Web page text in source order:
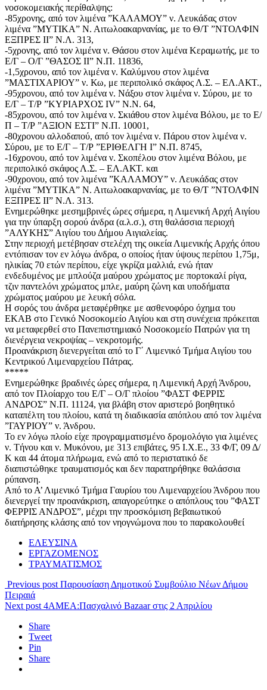
νοσοκομειακής περίθαλψης:
-85χρονης, από τον λιμένα ”ΚΑΛΑΜΟΥ” ν. Λευκάδας στον
λιμένα ”ΜΥΤΙΚΑ” Ν. Αιτωλοακαρνανίας, με το Θ/Τ ”ΝΤΟΛΦΙΝ
ΕΞΠΡΕΣ ΙΙ” Ν.Λ. 313,
-5χρονης, από τον λιμένα ν. Θάσου στον λιμένα Κεραμωτής, με το
Ε/Γ – Ο/Γ ”ΘΑΣΟΣ ΙΙ” Ν.Π. 11836,
-1,5χρονου, από τον λιμένα ν. Καλύμνου στον λιμένα
”ΜΑΣΤΙΧΑΡΙΟΥ” ν. Κω, με περιπολικό σκάφος Λ.Σ. – ΕΛ.ΑΚΤ.,
-95χρονου, από τον λιμένα ν. Νάξου στον λιμένα ν. Σύρου, με το
Ε/Γ – Τ/Ρ ”ΚΥΡΙΑΡΧΟΣ IV” Ν.Ν. 64,
-85χρονου, από τον λιμένα ν. Σκιάθου στον λιμένα Βόλου, με το Ε/
Π – Τ/Ρ ”ΑΞΙΟΝ ΕΣΤΙ” Ν.Π. 10001,
-80χρονου αλλοδαπού, από τον λιμένα ν. Πάρου στον λιμένα ν.
Σύρου, με το Ε/Γ – Τ/Ρ ”ΕΡΙΘΕΛΓΗ Ι” Ν.Π. 8745,
-16χρονου, από τον λιμένα ν. Σκοπέλου στον λιμένα Βόλου, με
περιπολικό σκάφος Λ.Σ. – ΕΛ.ΑΚΤ. και
-90χρονου, από τον λιμένα ”ΚΑΛΑΜΟΥ” ν. Λευκάδας στον
λιμένα ”ΜΥΤΙΚΑ” Ν. Αιτωλοακαρνανίας, με το Θ/Τ ”ΝΤΟΛΦΙΝ
ΕΞΠΡΕΣ ΙΙ” Ν.Λ. 313.
Ενημερώθηκε μεσημβρινές ώρες σήμερα, η Λιμενική Αρχή Αιγίου
για την ύπαρξη σορού άνδρα (α.λ.σ.), στη θαλάσσια περιοχή
”ΑΛΥΚΗΣ” Αιγίου του Δήμου Αιγιαλείας.
Στην περιοχή μετέβησαν στελέχη της οικεία Λιμενικής Αρχής όπου
εντόπισαν τον εν λόγω άνδρα, ο οποίος ήταν ύψους περίπου 1,75μ,
ηλικίας 70 ετών περίπου, είχε γκρίζα μαλλιά, ενώ ήταν
ενδεδυμένος με μπλούζα μαύρου χρώματος με πορτοκαλί ρίγα,
τζιν παντελόνι χρώματος μπλε, μαύρη ζώνη και υποδήματα
χρώματος μαύρου με λευκή σόλα.
Η σορός του άνδρα μεταφέρθηκε με ασθενοφόρο όχημα του
ΕΚΑΒ στο Γενικό Νοσοκομείο Αιγίου και στη συνέχεια πρόκειται
να μεταφερθεί στο Πανεπιστημιακό Νοσοκομείο Πατρών για τη
διενέργεια νεκροψίας – νεκροτομής.
Προανάκριση διενεργείται από το Γ΄ Λιμενικό Τμήμα Αιγίου του
Κεντρικού Λιμεναρχείου Πάτρας.
*****
Ενημερώθηκε βραδινές ώρες σήμερα, η Λιμενική Αρχή Άνδρου,
από τον Πλοίαρχο του Ε/Γ – Ο/Γ πλοίου ”ΦΑΣΤ ΦΕΡΡΙΣ
ΑΝΔΡΟΣ” Ν.Π. 11124, για βλάβη στον αριστερό βοηθητικό
καταπέλτη του πλοίου, κατά τη διαδικασία απόπλου από τον λιμένα
”ΓΑΥΡΙΟΥ” ν. Άνδρου.
Το εν λόγω πλοίο είχε προγραμματισμένο δρομολόγιο για λιμένες
ν. Τήνου και ν. Μυκόνου, με 313 επιβάτες, 95 Ι.Χ.Ε., 33 Φ/Γ, 09 Δ/
Κ και 44 άτομα πλήρωμα, ενώ από το περιστατικό δε
διαπιστώθηκε τραυματισμός και δεν παρατηρήθηκε θαλάσσια
ρύπανση.
Από το Α’ Λιμενικό Τμήμα Γαυρίου του Λιμεναρχείου Άνδρου που
διενεργεί την προανάκριση, απαγορεύτηκε ο απόπλους του ”ΦΑΣΤ
ΦΕΡΡΙΣ ΑΝΔΡΟΣ”, μέχρι την προσκόμιση βεβαιωτικού
διατήρησης κλάσης από τον νηογνώμονα που το παρακολουθεί
ΕΛΕΥΣΙΝΑ
ΕΡΓΑΖΟΜΕΝΟΣ
ΤΡΑΥΜΑΤΙΣΜΟΣ
Previous post Παρουσίαση Δημοτικού Συμβούλιο Νέων Δήμου
Πειραιά
Next post 4ΑΜΕΑ:Πασχαλινό Bazaar στις 2 Απριλίου
Share
Tweet
Pin
Share